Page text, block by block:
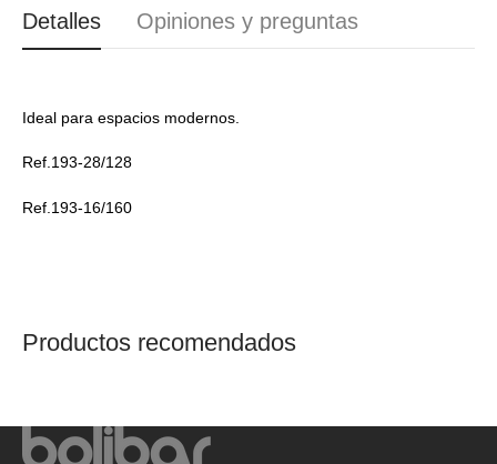
Detalles Opiniones y preguntas
Ideal para espacios modernos.
Ref.193-28/128
Ref.193-16/160
Productos recomendados